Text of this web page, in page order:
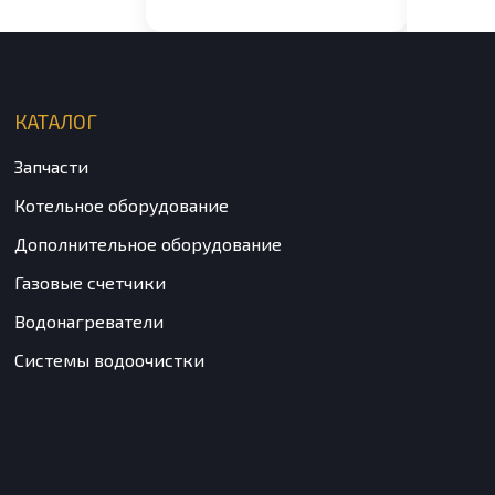
КАТАЛОГ
Запчасти
Котельное оборудование
Дополнительное оборудование
Газовые счетчики
Водонагреватели
Системы водоочистки